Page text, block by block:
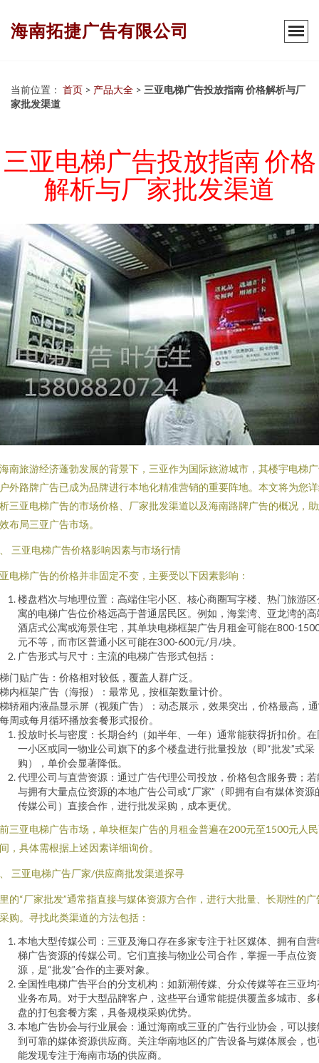
海南拓捷广告有限公司
当前位置： 首页 > 产品大全 > 三亚电梯广告投放指南 价格解析与厂
家批发渠道
三亚电梯广告投放指南 价格
解析与厂家批发渠道
南旅游经济蓬勃发展的背景下，三亚作为国际旅游城市，其楼宇电梯
外路牌广告已成为品牌进行本地化精准营销的重要阵地。本文将为您
三亚电梯广告的市场价格、厂家批发渠道以及海南路牌广告的概况，
布局三亚广告市场。
三亚电梯广告价格影响因素与市场行情
电梯广告的价格并非固定不变，主要受以下因素影响：
楼盘档次与地理位置：高端住宅小区、核心商圈写字楼、热门旅游区
寓的电梯广告位价格远高于普通居民区。例如，海棠湾、亚龙湾的高
酒店式公寓或海景住宅，其单块电梯框架广告月租金可能在800-
元不等，而市区普通小区可能在300-600元/月/块。
广告形式与尺寸：主流的电梯广告形式包括：
门贴广告：价格相对较低，覆盖人群广泛。
内框架广告（海报）：最常见，按框架数量计价。
轿厢内液晶显示屏（视频广告）：动态展示，效果突出，价格最高，
周或每月循环播放套餐形式报价。
投放时长与密度：长期合约（如半年、一年）通常能获得折扣价。在
一小区或同一物业公司旗下的多个楼盘进行批量投放（即“批发”式采
购），单价会显著降低。
代理公司与直营资源：通过广告代理公司投放，价格包含服务费；若
与拥有大量点位资源的本地广告公司或“厂家”（即拥有自有媒体资源
传媒公司）直接合作，进行批发采购，成本更优。
三亚电梯广告市场，单块框架广告的月租金普遍在200元至1500元人
，具体需根据上述因素详细询价。
三亚电梯广告厂家/供应商批发渠道探寻
的“厂家批发”通常指直接与媒体资源方合作，进行大批量、长期性的广
购。寻找此类渠道的方法包括：
本地大型传媒公司：三亚及海口存在多家专注于社区媒体、拥有自营
梯广告资源的传媒公司。它们直接与物业公司合作，掌握一手点位资
源，是“批发”合作的主要对象。
全国性电梯广告平台的分支机构：如新潮传媒、分众传媒等在三亚均
业务布局。对于大型品牌客户，这些平台通常能提供覆盖多城市、多
盘的打包套餐方案，具备规模采购优势。
本地广告协会与行业展会：通过海南或三亚的广告行业协会，可以接
到可靠的媒体资源供应商。关注华南地区的广告设备与媒体展会，也
能发现专注于海南市场的供应商。